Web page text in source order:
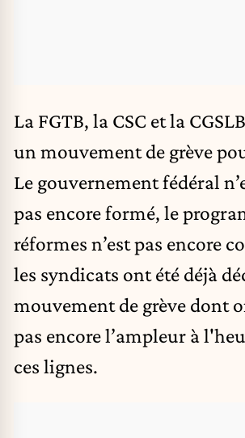
La FGTB, la CSC et la
un mouvement de grève
Le gouvernement fédéral
pas encore formé, le
réformes n’est pas encore
les syndicats ont été déjà
mouvement de grève dont
pas encore l’ampleur à
ces lignes.